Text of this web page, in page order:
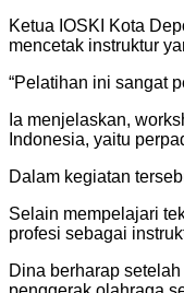
Ketua IOSKI Kota
mencetak instruktur
“Pelatihan ini sangat
Ia menjelaskan,
Indonesia, yaitu
Dalam kegiatan
Selain mempelajari
profesi sebagai
Dina berharap